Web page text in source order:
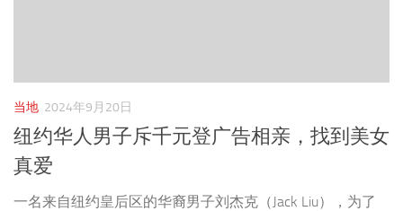
当地 2024年9月20日
纽约华人男子斥千元登广告相亲，找到美女
真爱
一名来自纽约皇后区的华裔男子刘杰克（Jack Liu），为了